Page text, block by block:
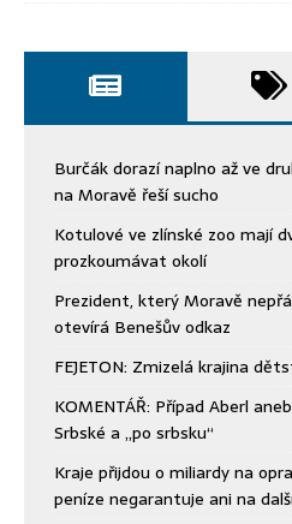
Burčák dorazí naplno až ve
na Moravě řeší sucho
Kotulové ve zlínské zoo mají
prozkoumávat okolí
Prezident, který Moravě
otevírá Benešův odkaz
FEJETON: Zmizelá krajina
KOMENTÁŘ: Případ Aberl
Srbské a „po srbsku“
Kraje přijdou o miliardy na
peníze negarantuje ani na